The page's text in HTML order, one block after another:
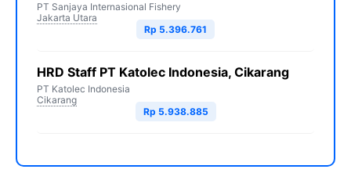
PT Sanjaya Internasional Fishery
Jakarta Utara
Rp 5.396.761
HRD Staff PT Katolec Indonesia, Cikarang
PT Katolec Indonesia
Cikarang
Rp 5.938.885